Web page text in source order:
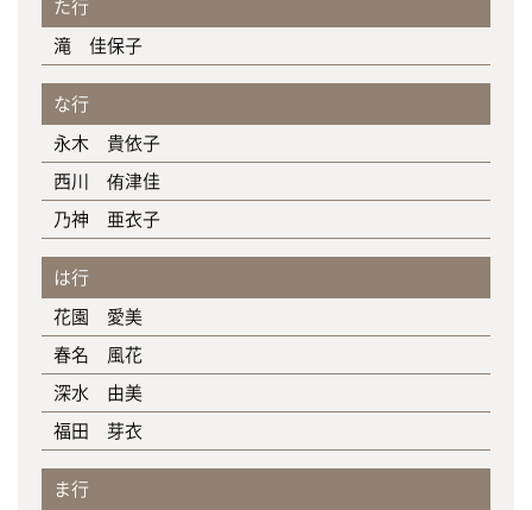
た行
滝 佳保子
な行
永木 貴依子
西川 侑津佳
乃神 亜衣子
は行
花園 愛美
春名 風花
深水 由美
福田 芽衣
ま行